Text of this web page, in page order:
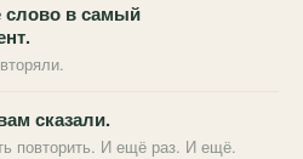
слово в самый
сказали.
повторить. И ещё раз. И ещё.